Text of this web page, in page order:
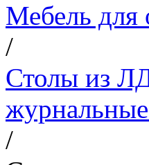
Мебель
/
Столы из
/